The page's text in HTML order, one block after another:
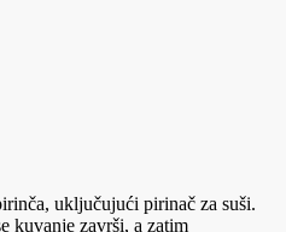
uključujući pirinač za suši.
kuvanje završi, a zatim